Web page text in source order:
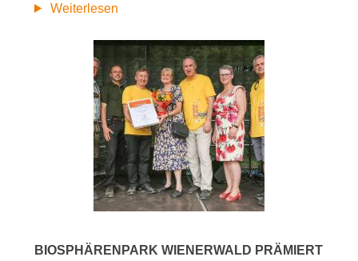
Weiterlesen
Jahresrückblick
2019
BIOSPHÄRENPARK WIENERWALD PRÄMIERT